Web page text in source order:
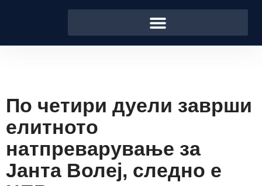
По четири дуели заврши
елитното
натпреварување за
Јанта Волеј, следно е